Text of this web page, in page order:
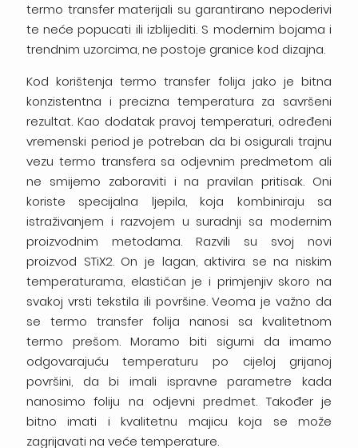
termo transfer materijali su garantirano nepoderivi
te neće popucati ili izblijediti. S modernim bojama i
trendnim uzorcima, ne postoje granice kod dizajna.
Kod korištenja termo transfer folija jako je bitna
konzistentna i precizna temperatura za savršeni
rezultat. Kao dodatak pravoj temperaturi, određeni
vremenski period je potreban da bi osigurali trajnu
vezu termo transfera sa odjevnim predmetom ali
ne smijemo zaboraviti i na pravilan pritisak. Oni
koriste specijalna ljepila, koja kombiniraju sa
istraživanjem i razvojem u suradnji sa modernim
proizvodnim metodama. Razvili su svoj novi
proizvod STiX2. On je lagan, aktivira se na niskim
temperaturama, elastičan je i primjenjiv skoro na
svakoj vrsti tekstila ili površine. Veoma je važno da
se termo transfer folija nanosi sa kvalitetnom
termo prešom. Moramo biti sigurni da imamo
odgovarajuću temperaturu po cijeloj grijanoj
površini, da bi imali ispravne parametre kada
nanosimo foliju na odjevni predmet. Također je
bitno imati i kvalitetnu majicu koja se može
zagrijavati na veće temperature.